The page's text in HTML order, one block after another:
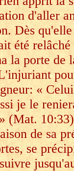
d'aller
Dès
été relâché
la porte de
«
je le
(Mat.
de sa
se